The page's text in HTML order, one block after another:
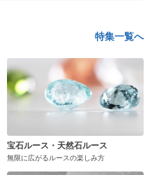
特集一覧へ
宝石ルース・天然石ルース
無限に広がるルースの楽しみ方